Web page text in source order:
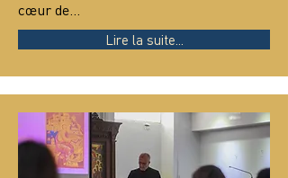
cœur de…
Lire la suite...